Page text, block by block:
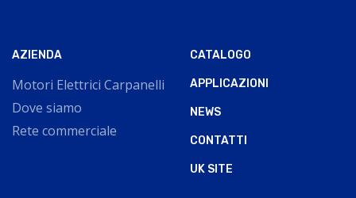
AZIENDA
Motori Elettrici Carpanelli
Dove siamo
Rete commerciale
CATALOGO
APPLICAZIONI
NEWS
CONTATTI
UK SITE